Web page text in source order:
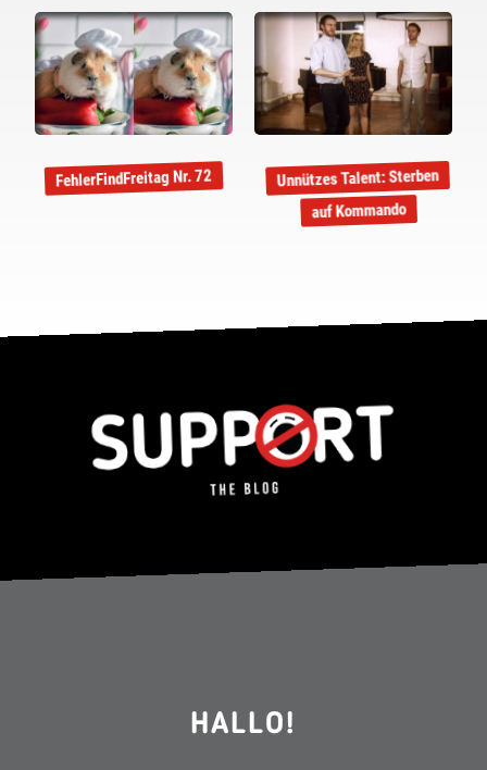
FehlerFindFreitag Nr. 72 Unnützes Talent: Sterben
auf Kommando
HALLO!